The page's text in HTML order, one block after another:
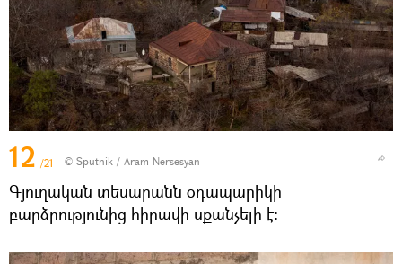
12 /21 © Sputnik / Aram Nersesyan
Գյուղական տեսարանն օդապարիկի
բարձրությունից հիրավի սքանչելի է։